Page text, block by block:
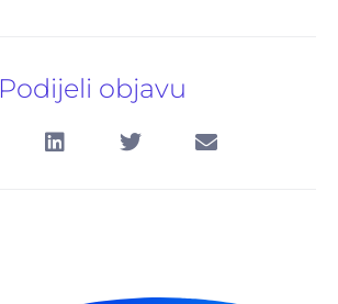
Podijeli objavu